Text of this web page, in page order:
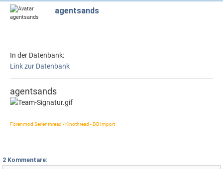
agentsands
In der Datenbank:
Link zur Datenbank
agentsands
Forenmod Serienthread - Kinothread - DB Import
2 Kommentare: